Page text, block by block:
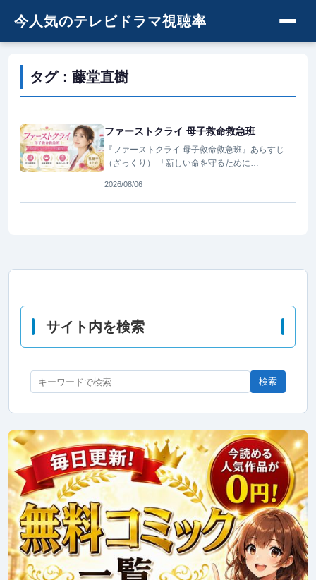
今人気のテレビドラマ視聴率
タグ：藤堂直樹
ファーストクライ 母子救命救急班
『ファーストクライ 母子救命救急班』あらすじ
（ざっくり） 「新しい命を守るために…
2026/08/06
サイト内を検索
検索